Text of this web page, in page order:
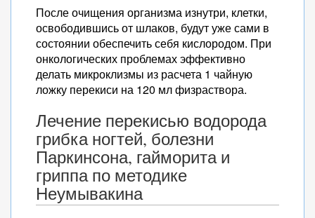
После очищения организма изнутри, клетки,
освободившись от шлаков, будут уже сами в
состоянии обеспечить себя кислородом. При
онкологических проблемах эффективно
делать микроклизмы из расчета 1 чайную
ложку перекиси на 120 мл физраствора.
Лечение перекисью водорода
грибка ногтей, болезни
Паркинсона, гайморита и
гриппа по методике
Неумывакина